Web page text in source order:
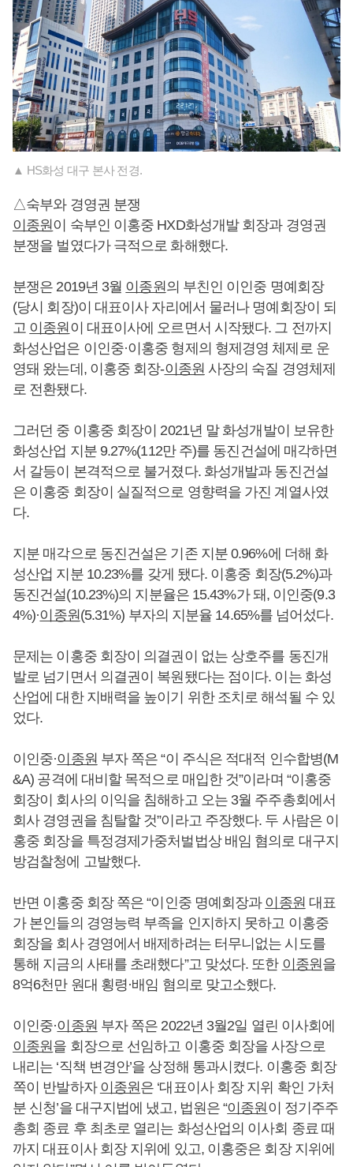
▲ HS화성 대구 본사 전경.
△숙부와 경영권 분쟁
이종원이 숙부인 이홍중 HXD화성개발 회장과 경영권
분쟁을 벌였다가 극적으로 화해했다.
분쟁은 2019년 3월 이종원의 부친인 이인중 명예회장
(당시 회장)이 대표이사 자리에서 물러나 명예회장이 되
고 이종원 이 대표이사에 오르면서 시작됐다. 그 전까지
화성산업은 이인중·이홍중 형제의 형제경영 체제로 운
영돼 왔는데, 이홍중 회장-이종원 사장의 숙질 경영체제
로 전환됐다.
그러던 중 이홍중 회장이 2021년 말 화성개발이 보유한
화성산업 지분 9.27%(112만 주)를 동진건설에 매각하면
서 갈등이 본격적으로 불거졌다. 화성개발과 동진건설
은 이홍중 회장이 실질적으로 영향력을 가진 계열사였
다.
지분 매각으로 동진건설은 기존 지분 0.96%에 더해 화
성산업 지분 10.23%를 갖게 됐다. 이홍중 회장(5.2%)과
동진건설(10.23%)의 지분율은 15.43%가 돼, 이인중(9.3
4%)·이종원(5.31%) 부자의 지분율 14.65%를 넘어섰다.
문제는 이홍중 회장이 의결권이 없는 상호주를 동진개
발로 넘기면서 의결권이 복원됐다는 점이다. 이는 화성
산업에 대한 지배력을 높이기 위한 조치로 해석될 수 있
었다.
이인중·이종원 부자 쪽은 “이 주식은 적대적 인수합병(M
&A) 공격에 대비할 목적으로 매입한 것”이라며 “이홍중
회장이 회사의 이익을 침해하고 오는 3월 주주총회에서
회사 경영권을 침탈할 것”이라고 주장했다. 두 사람은 이
홍중 회장을 특정경제가중처벌법상 배임 혐의로 대구지
방검찰청에 고발했다.
반면 이홍중 회장 쪽은 “이인중 명예회장과 이종원 대표
가 본인들의 경영능력 부족을 인지하지 못하고 이홍중
회장을 회사 경영에서 배제하려는 터무니없는 시도를
통해 지금의 사태를 초래했다”고 맞섰다. 또한 이종원을
8억6천만 원대 횡령·배임 혐의로 맞고소했다.
이인중·이종원 부자 쪽은 2022년 3월2일 열린 이사회에
이종원을 회장으로 선임하고 이홍중 회장을 사장으로
내리는 ‘직책 변경안’을 상정해 통과시켰다. 이홍중 회장
쪽이 반발하자 이종원은 ‘대표이사 회장 지위 확인 가처
분 신청’을 대구지법에 냈고, 법원은 “이종원 이 정기주주
총회 종료 후 최초로 열리는 화성산업의 이사회 종료 때
까지 대표이사 회장 지위에 있고, 이홍중은 회장 지위에